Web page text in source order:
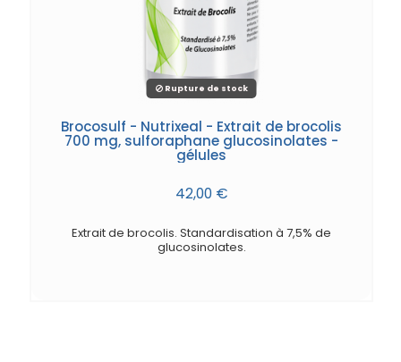
Rupture de stock
Brocosulf - Nutrixeal - Extrait de brocolis
700 mg, sulforaphane glucosinolates -
gélules
42,00 €
Extrait de brocolis. Standardisation à 7,5% de
glucosinolates.